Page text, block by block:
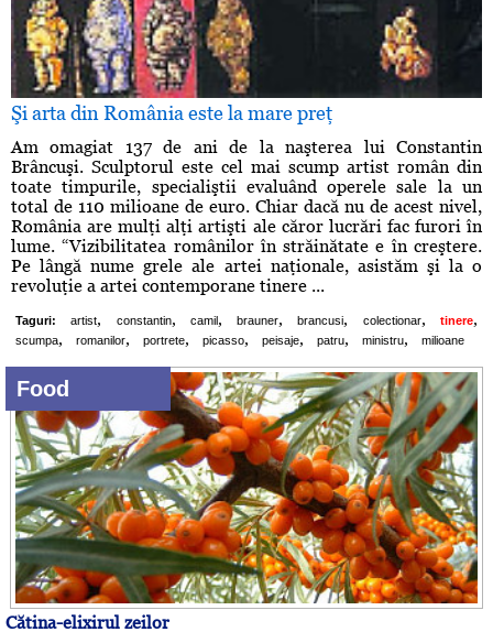
Şi arta din România este la mare preţ
Am omagiat 137 de ani de la naşterea lui Constantin
Brâncuşi. Sculptorul este cel mai scump artist român din
toate timpurile, specialiştii evaluând operele sale la un
total de 110 milioane de euro. Chiar dacă nu de acest nivel,
România are mulţi alţi artişti ale căror lucrări fac furori în
lume. “Vizibilitatea românilor în străinătate e în creştere.
Pe lângă nume grele ale artei naţionale, asistăm şi la o
revoluţie a artei contemporane tinere ...
Taguri: artist, constantin, camil, brauner, brancusi, colectionar, tinere,
scumpa, romanilor, portrete, picasso, peisaje, patru, ministru, milioane
Food
Cătina-elixirul zeilor